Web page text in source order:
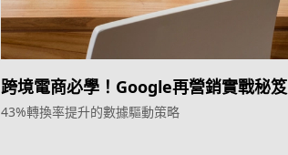
跨境電商必學！Google再營銷實戰秘笈
43%轉換率提升的數據驅動策略